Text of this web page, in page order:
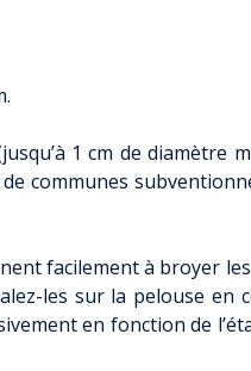
TOURISME
QUE FAIRE, QUE VOIR
1 cm de diamètre
communes
facilement à broyer
les sur la pelouse en
en fonction de